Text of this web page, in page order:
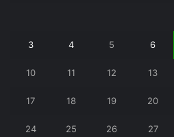
3 4 5 6
10 11 12 13
17 18 19 20
24 25 26 27